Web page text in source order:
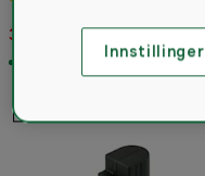
30 kr
Innstillinger